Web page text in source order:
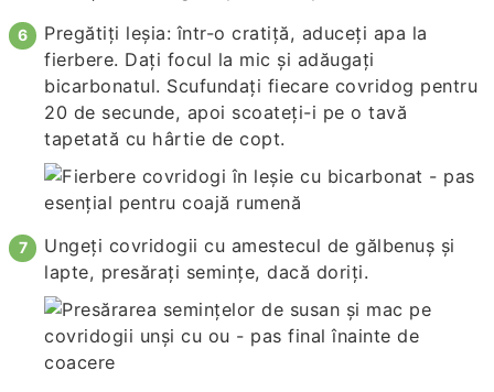
Pregătiți leșia: într-o cratiță, aduceți apa la
fierbere. Dați focul la mic și adăugați
bicarbonatul. Scufundați fiecare covridog pentru
20 de secunde, apoi scoateți-i pe o tavă
tapetată cu hârtie de copt.
Ungeți covridogii cu amestecul de gălbenuș și
lapte, presărați semințe, dacă doriți.